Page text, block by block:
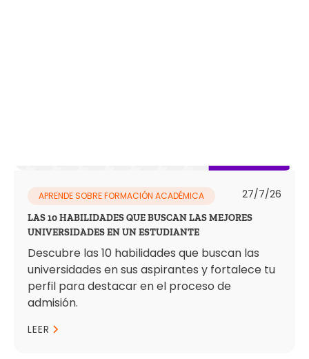
APRENDE SOBRE FORMACIÓN ACADÉMICA 27/7/26
LAS 10 HABILIDADES QUE BUSCAN LAS MEJORES
UNIVERSIDADES EN UN ESTUDIANTE
Descubre las 10 habilidades que buscan las
universidades en sus aspirantes y fortalece tu
perfil para destacar en el proceso de
admisión.
LEER